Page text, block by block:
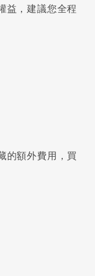
益，建議您全程
的額外費用，買